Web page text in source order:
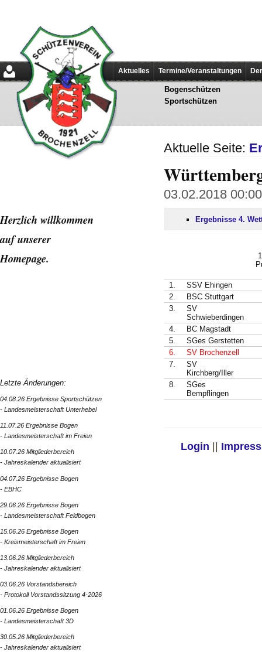
Aktuelles Termine/Veranstaltungen
Bogenschützen
Sportschützen
Aktuelle Seite:
03.02.2018
Ergebnisse 4.
1.
SSV Ehingen
2.
BSC Stuttgart
3.
SV
Schwieberdingen
4.
BC Magstadt
5.
SGes Gerstetten
6.
SV Brochenzell
7.
SV
Kirchberg/Iller
8.
SGes
Bempflingen
Login
Herzlich willkommen
auf unserer
Homepage.
Letzte Änderungen:
04.08.26 Ergebnisse Sportschützen
- Landesmeisterschaft Unterhebel
11.07.26 Ergebnisse Bogen
- Landesmeisterschaft im Freien
10.07.26 Mitgliederbereich
- Jahreskalender aktualisiert
04.07.26 Ergebnisse Bogen
- EBHC
29.06.26 Ergebnisse Bogen
- Landesmeisterschaft Feldbogen
15.06.26 Ergebnisse Bogen
- Kreismeisterschaft im Freien
13.06.26 Mitgliederbereich
- Jahreskalender aktualisiert
03.06.26 Vorstandsbereich
- Protokoll Vorstandssitzung 4-2026
01.06.26 Ergebnisse Bogen
- Landesmeisterschaft 3D
30.05.26 Mitgliederbereich
- Jahreskalender aktualisiert